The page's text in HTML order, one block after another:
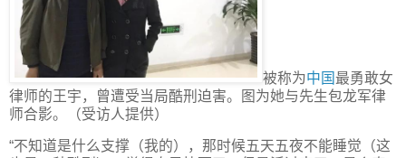
被称为中国最勇敢女
律师的王宇，曾遭受当局酷刑迫害。图为她与先生包龙军律
师合影。（受访人提供）
“不知道是什么支撑（我的），那时候五天五夜不能睡觉（这